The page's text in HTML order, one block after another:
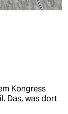
Kongress
Das, was dort